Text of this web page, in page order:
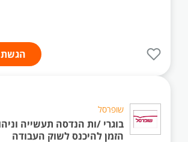
הגשת
שופרסל
בוגרי /ות הנדסה תעשייה
הזמן להיכנס לשוק העבודה